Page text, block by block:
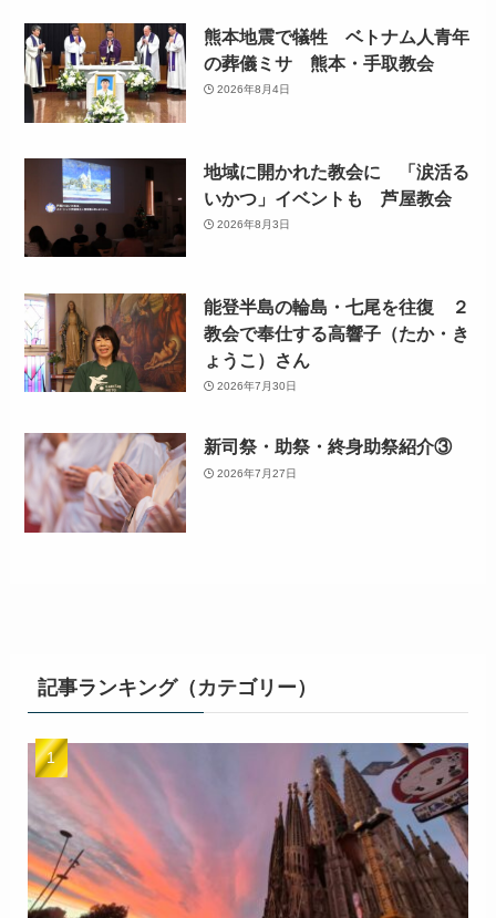
熊本地震で犠牲 ベトナム人青年
の葬儀ミサ 熊本・手取教会
2026年8月4日
地域に開かれた教会に 「涙活る
いかつ」イベントも 芦屋教会
2026年8月3日
能登半島の輪島・七尾を往復 ２
教会で奉仕する高響子（たか・き
ょうこ）さん
2026年7月30日
新司祭・助祭・終身助祭紹介③
2026年7月27日
記事ランキング（カテゴリー）